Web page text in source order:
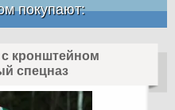
покупают:
кронштейном
спецназ